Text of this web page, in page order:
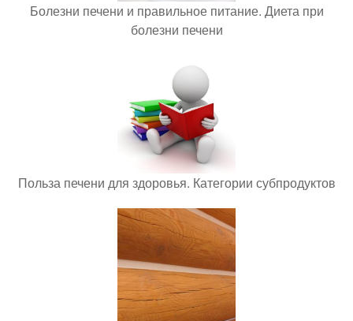
Болезни печени и правильное питание. Диета при
болезни печени
Польза печени для здоровья. Категории субпродуктов